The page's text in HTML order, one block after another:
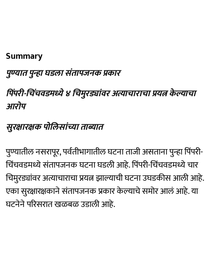
Summary
पुण्यात पुन्हा घडला संतापजनक प्रकार
पिंपरी-चिंचवडमध्ये ४ चिमुरड्यांवर अत्याचाराचा प्रयत्न केल्याचा
आरोप
सुरक्षारक्षक पोलिसांच्या ताब्यात
पुण्यातील नसरापूर, पर्वतीभागातील घटना ताजी असताना पुन्हा पिंपरी-
चिंचवडमध्ये संतापजनक घटना घडली आहे. पिंपरी-चिंचवडमध्ये चार
चिमुरड्यांवर अत्याचाराचा प्रयत्न झाल्याची घटना उघडकीस आली आहे.
एका सुरक्षारक्षकाने संतापजनक प्रकार केल्याचे समोर आलं आहे. या
घटनेने परिसरात खळबळ उडाली आहे.